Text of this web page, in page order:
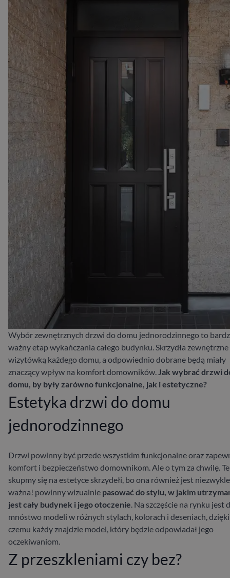
Wybór zewnętrznych drzwi do domu jednorodzinnego to
ważny etap wykańczania całego budynku. Skrzydła zewnętrzne
wizytówką każdego domu, a odpowiednio dobrane będą miały
znaczący wpływ na komfort domowników.Jak wybrać drzwi
domu, by były zarówno funkcjonalne, jak i estetyczne?
Estetyka drzwi do domu
jednorodzinnego
Drzwi powinny być przede wszystkim funkcjonalne oraz
komfort i bezpieczeństwo domownikom. Ale o tym za chwilę.
skupmy się na estetyce skrzydełi, bo ona również jest niezwykle
ważna! powinny wizualnie pasować do stylu, w jakim
jest cały budynek i jego otoczenie. Na szczęście na rynku jest
mnóstwo modeli w różnych stylach, kolorach i deseniach, dzięki
czemu każdy znajdzie model, który będzie odpowiadał jego
oczekiwaniom.
Z przeszkleniami czy bez?